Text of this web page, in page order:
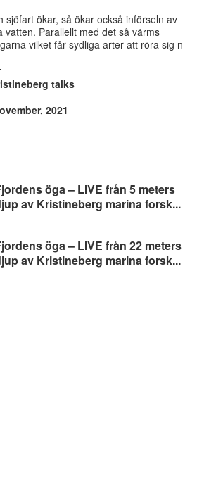
öga – LIVE från 5 meters
av Kristineberg marina forsk...
öga – LIVE från 22 meters
av Kristineberg marina forsk...
sjöfart ökar, så ökar också införseln av
vatten. Parallellt med det så värms
vilket får sydliga arter att röra sig n
talks
2021